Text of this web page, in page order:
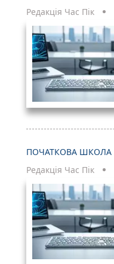
Редакція Час Пік
ПОЧАТКОВА ШКОЛА
Редакція Час Пік